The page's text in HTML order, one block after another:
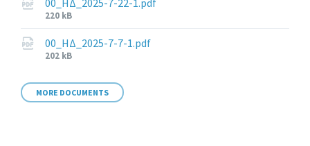
File
size:
220 kB
00_ΗΔ_2025-7-7-1.pdf
File
202 kB
MORE DOCUMENTS